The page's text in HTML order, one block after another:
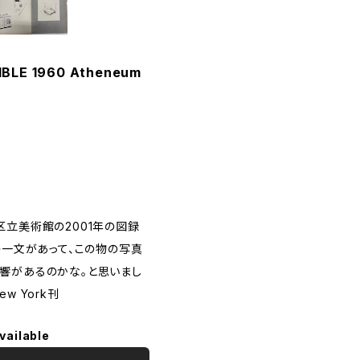
1960 Atheneum
立美術館の2001年の図録
文があって、この物の写真
があるのかな。と思いまし
York刊